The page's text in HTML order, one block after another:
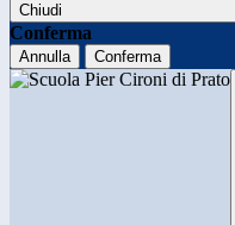
Chiudi
Conferma
Annulla Conferma